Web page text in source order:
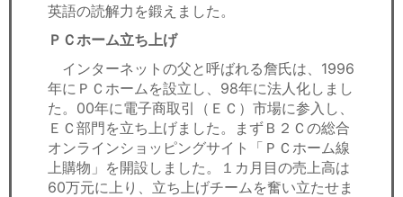
英語の読解力を鍛えました。
ＰＣホーム立ち上げ
インターネットの父と呼ばれる詹氏は、1996
年にＰＣホームを設立し、98年に法人化しまし
た。00年に電子商取引（ＥＣ）市場に参入し、
ＥＣ部門を立ち上げました。まずＢ２Ｃの総合
オンラインショッピングサイト「ＰＣホーム線
上購物」を開設しました。１カ月目の売上高は
60万元に上り、立ち上げチームを奮い立たせま